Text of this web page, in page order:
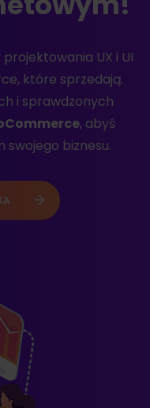
UX i UI
które sprzedają.
i sprawdzonych
, abyś
swojego biznesu.